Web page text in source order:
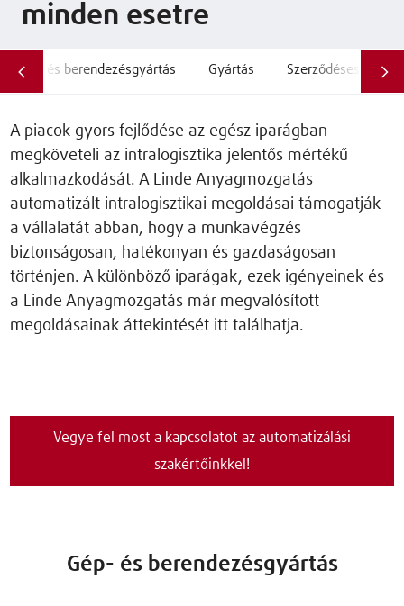
minden esetre
Gép- és berendezésgyártás Gyártás Szerződéses
A piacok gyors fejlődése az egész iparágban
megköveteli az intralogisztika jelentős mértékű
alkalmazkodását. A Linde Anyagmozgatás
automatizált intralogisztikai megoldásai támogatják
a vállalatát abban, hogy a munkavégzés
biztonságosan, hatékonyan és gazdaságosan
történjen. A különböző iparágak, ezek igényeinek és
a Linde Anyagmozgatás már megvalósított
megoldásainak áttekintését itt találhatja.
Vegye fel most a kapcsolatot az automatizálási
szakértőinkkel!
Gép- és berendezésgyártás